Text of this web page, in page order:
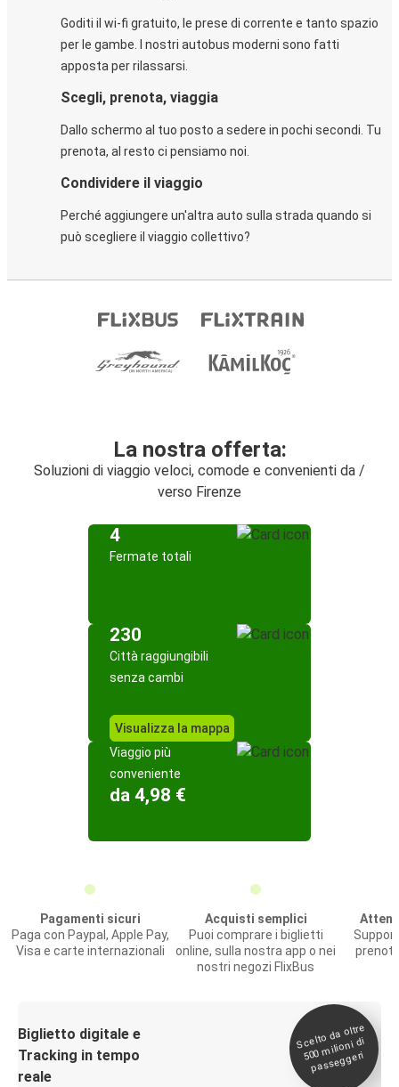
Goditi il wi-fi gratuito, le prese di corrente e tanto spazio
per le gambe. I nostri autobus moderni sono fatti
apposta per rilassarsi.
Scegli, prenota, viaggia
Dallo schermo al tuo posto a sedere in pochi secondi. Tu
prenota, al resto ci pensiamo noi.
Condividere il viaggio
Perché aggiungere un'altra auto sulla strada quando si
può scegliere il viaggio collettivo?
La nostra offerta:
Soluzioni di viaggio veloci, comode e convenienti da /
verso Firenze
4
Fermate totali
230
Città raggiungibili
senza cambi
Visualizza la mappa
Viaggio più
conveniente
da 4,98 €
Pagamenti sicuri
Paga con Paypal, Apple Pay,
Visa e carte internazionali
Acquisti semplici
Puoi comprare i biglietti
online, sulla nostra app o nei
nostri negozi FlixBus
Biglietto digitale e
Tracking in tempo
reale
Scelto da oltre
500
milioni di
passeggeri